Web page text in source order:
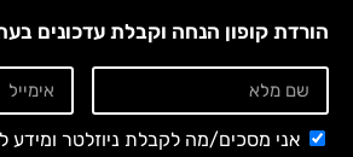
הורדת קופון הנחה וקבלת עדכונים
אני מסכים/מה לקבלת ניוזלטר ומידע